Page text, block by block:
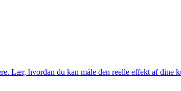
Lær, hvordan du kan måle den reelle effekt af